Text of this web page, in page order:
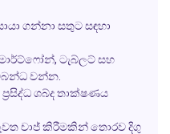
ගන්නා සතුට සඳහා
ටැබ්ලට් සහ
වන්න.
ප්‍රසිද්ධ ශබ්ද තාක්ෂණය
චාජ් කිරීමකින් තොරව දිගු